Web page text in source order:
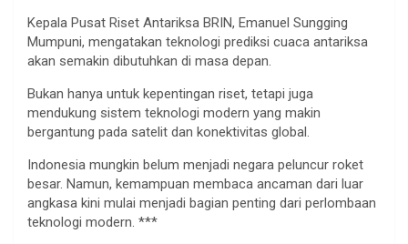
Kepala Pusat Riset Antariksa BRIN, Emanuel Sungging
Mumpuni, mengatakan teknologi prediksi cuaca antariksa
akan semakin dibutuhkan di masa depan.
Bukan hanya untuk kepentingan riset, tetapi juga
mendukung sistem teknologi modern yang makin
bergantung pada satelit dan konektivitas global.
Indonesia mungkin belum menjadi negara peluncur roket
besar. Namun, kemampuan membaca ancaman dari luar
angkasa kini mulai menjadi bagian penting dari perlombaan
teknologi modern. ***